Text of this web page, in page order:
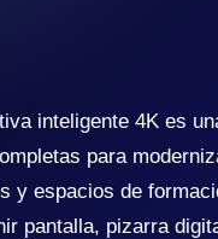
inteligente 4K es
para
y espacios de
pantalla, pizarra